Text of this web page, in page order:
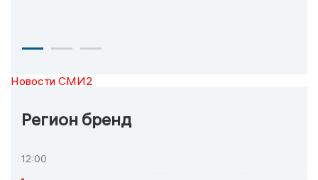
Новости СМИ2
Регион бренд
12:00